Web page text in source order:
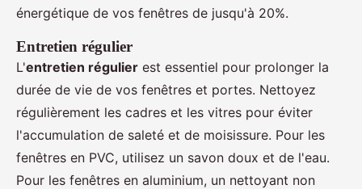
énergétique de vos fenêtres de jusqu'à 20%.
Entretien régulier
L'entretien régulier est essentiel pour prolonger la
durée de vie de vos fenêtres et portes. Nettoyez
régulièrement les cadres et les vitres pour éviter
l'accumulation de saleté et de moisissure. Pour les
fenêtres en PVC, utilisez un savon doux et de l'eau.
Pour les fenêtres en aluminium, un nettoyant non